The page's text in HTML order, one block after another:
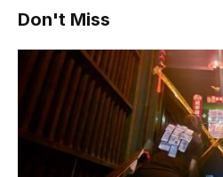
Don't Miss